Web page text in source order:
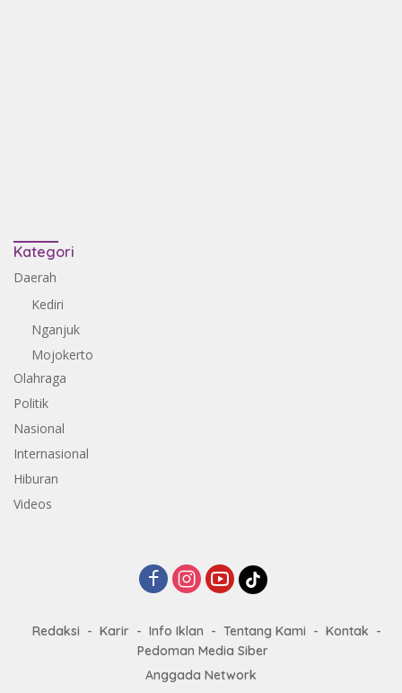
Kategori
Daerah
Kediri
Nganjuk
Mojokerto
Olahraga
Politik
Nasional
Internasional
Hiburan
Videos
Redaksi Karir Info Iklan Tentang Kami
Kontak
Pedoman Media Siber
Anggada Network